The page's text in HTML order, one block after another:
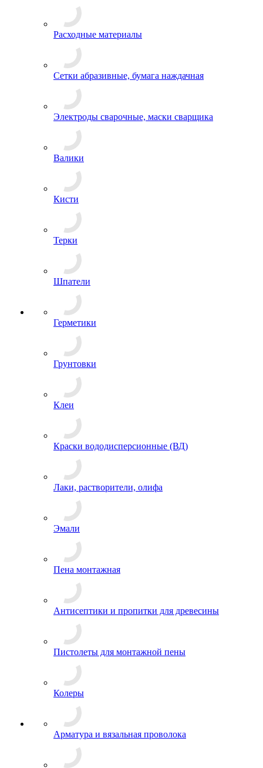
Расходные материалы
Сетки абразивные, бумага наждачная
Электроды сварочные, маски сварщика
Валики
Кисти
Терки
Шпатели
Герметики
Грунтовки
Клеи
Краски вододисперсионные (ВД)
Лаки, растворители, олифа
Эмали
Пена монтажная
Антисептики и пропитки для древесины
Пистолеты для монтажной пены
Колеры
Арматура и вязальная проволока